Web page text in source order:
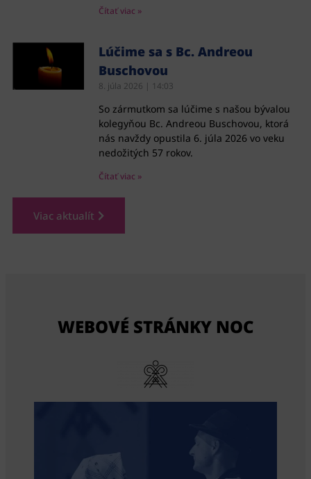
Čítať viac »
Lúčime sa s Bc. Andreou
Buschovou
8. júla 2026 14:03
So zármutkom sa lúčime s našou bývalou
kolegyňou Bc. Andreou Buschovou, ktorá
nás navždy opustila 6. júla 2026 vo veku
nedožitých 57 rokov.
Čítať viac »
Viac aktualít
WEBOVÉ STRÁNKY NOC